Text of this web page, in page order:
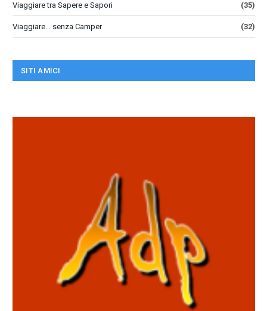
Viaggiare tra Sapere e Sapori (35)
Viaggiare… senza Camper (32)
SITI AMICI